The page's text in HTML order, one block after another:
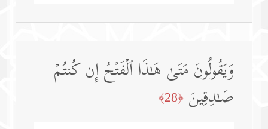
وَیَقُولُونَ مَتَىٰ هَـٰذَا ٱلۡفَتۡحُ إِن كُنتُمۡ
صَـٰدِقِینَ ﴿28﴾